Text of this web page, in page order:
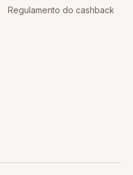
Regulamento do cashback